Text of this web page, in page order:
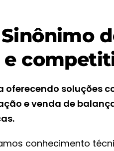
e
oferecendo soluções
e venda de
conhecimento